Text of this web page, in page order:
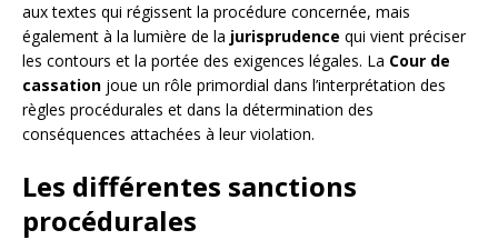
aux textes qui régissent la procédure concernée, mais
également à la lumière de la jurisprudence qui vient préciser
les contours et la portée des exigences légales. La Cour de
cassation joue un rôle primordial dans l’interprétation des
règles procédurales et dans la détermination des
conséquences attachées à leur violation.
Les différentes sanctions
procédurales